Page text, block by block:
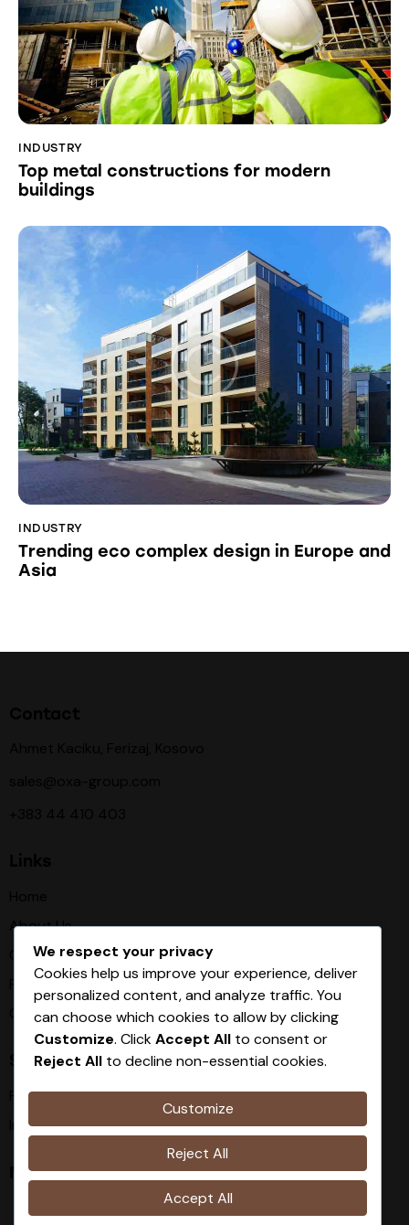
INDUSTRY
Top metal constructions for modern
buildings
INDUSTRY
Trending eco complex design in Europe and
Asia
About Us
Our Procces
Products
Contact
Socials
Facebook
Instagram
Newsletter
We respect your privacy
Cookies help us improve your experience, deliver
personalized content, and analyze traffic. You
can choose which cookies to allow by clicking
Customize. ClickAccept All to consent or
Reject All to decline non-essential cookies.
Customize
Reject All
Accept All